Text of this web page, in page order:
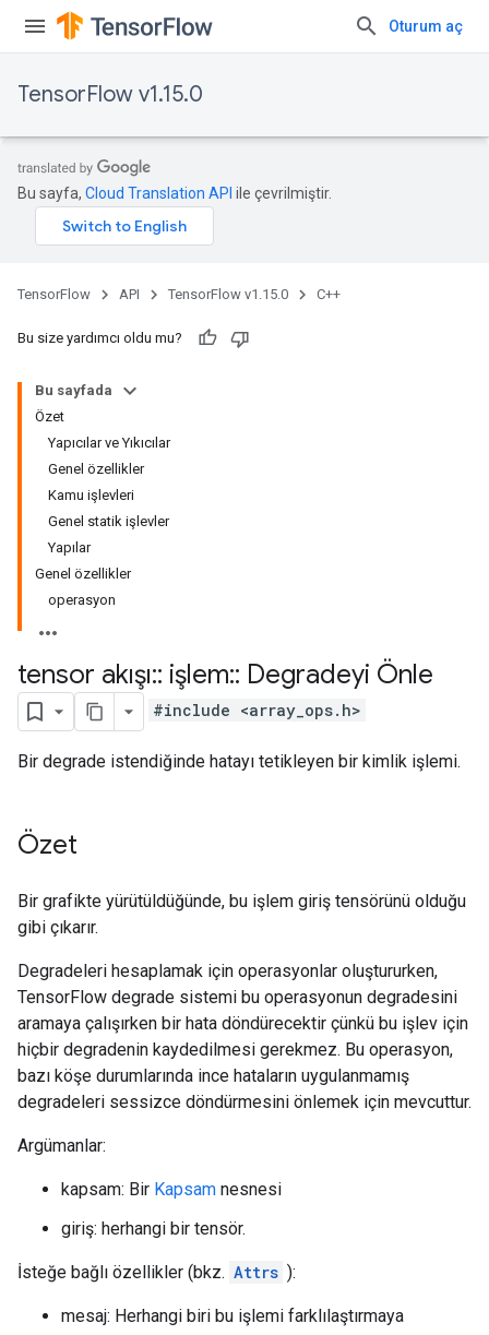
Oturum aç
TensorFlow v1.15.0
Bu sayfa, Cloud Translation API ile çevrilmiştir.
TensorFlow API TensorFlow v1.15.0 C++
Bu size yardımcı oldu mu?
Bu sayfada
Özet
Yapıcılar ve Yıkıcılar
Genel özellikler
Kamu işlevleri
Genel statik işlevler
Yapılar
Genel özellikler
operasyon
tensor akışı:: işlem:: Degradeyi Önle
#include <array_ops.h>
Bir degrade istendiğinde hatayı tetikleyen bir kimlik işlemi.
Özet
Bir grafikte yürütüldüğünde, bu işlem giriş tensörünü olduğu
gibi çıkarır.
Degradeleri hesaplamak için operasyonlar oluştururken,
TensorFlow degrade sistemi bu operasyonun degradesini
aramaya çalışırken bir hata döndürecektir çünkü bu işlev için
hiçbir degradenin kaydedilmesi gerekmez. Bu operasyon,
bazı köşe durumlarında ince hataların uygulanmamış
degradeleri sessizce döndürmesini önlemek için mevcuttur.
Argümanlar:
kapsam: Bir Kapsam nesnesi
giriş: herhangi bir tensör.
İsteğe bağlı özellikler (bkz. Attrs ):
mesaj: Herhangi biri bu işlemi farklılaştırmaya